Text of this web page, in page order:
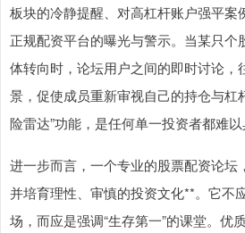
板块的冷静提醒、对高杠杆账户强平案
正规配资平台的曝光与警示。当某只个
体转向时，论坛用户之间的即时讨论，
景，促使成员重新审视自己的持仓与杠
险雷达”功能，是任何单一投资者都难以
进一步而言，一个专业的股票配资论坛
并培育理性、审慎的投资文化**。它不
场，而应是强调“生存第一”的课堂。优